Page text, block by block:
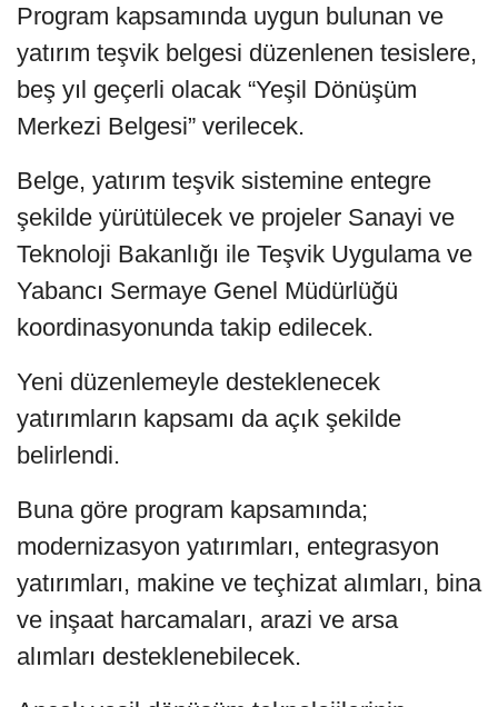
Program kapsamında uygun bulunan ve
yatırım teşvik belgesi düzenlenen tesislere,
beş yıl geçerli olacak “Yeşil Dönüşüm
Merkezi Belgesi” verilecek.
Belge, yatırım teşvik sistemine entegre
şekilde yürütülecek ve projeler Sanayi ve
Teknoloji Bakanlığı ile Teşvik Uygulama ve
Yabancı Sermaye Genel Müdürlüğü
koordinasyonunda takip edilecek.
Yeni düzenlemeyle desteklenecek
yatırımların kapsamı da açık şekilde
belirlendi.
Buna göre program kapsamında;
modernizasyon yatırımları, entegrasyon
yatırımları, makine ve teçhizat alımları, bina
ve inşaat harcamaları, arazi ve arsa
alımları desteklenebilecek.